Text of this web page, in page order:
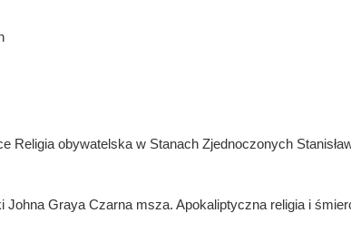
Religia obywatelska w Stanach Zjednoczonych
Johna Graya Czarna msza. Apokaliptyczna religia i